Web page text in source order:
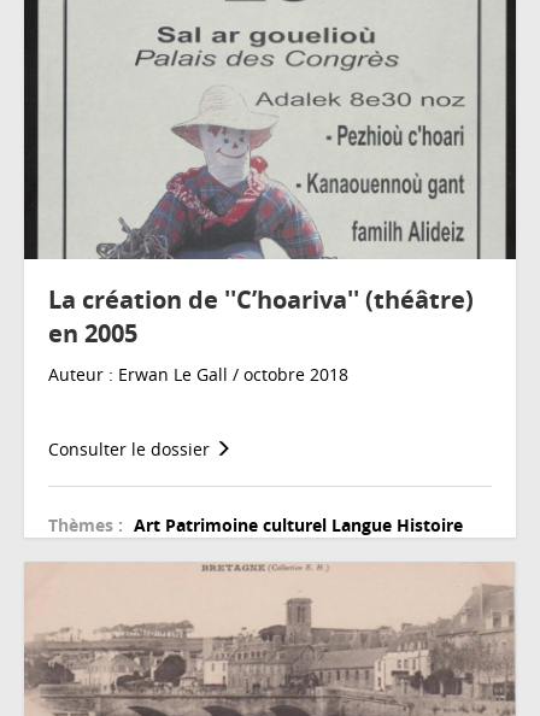
La création de ''C’hoariva'' (théâtre)
en 2005
Auteur : Erwan Le Gall / octobre 2018
Consulter le dossier
Thèmes : Art Patrimoine culturel Langue Histoire